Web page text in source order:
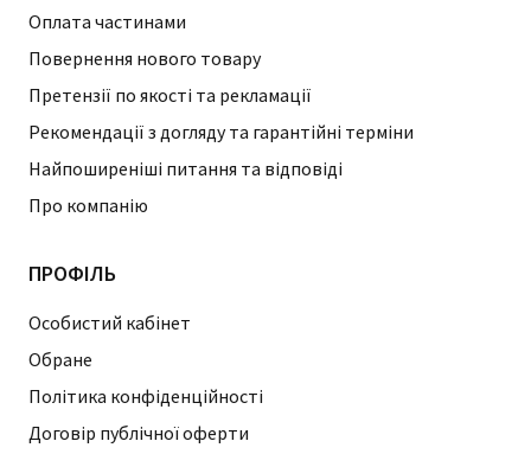
Оплата частинами
Повернення нового товару
Претензії по якості та рекламації
Рекомендації з догляду та гарантійні терміни
Найпоширеніші питання та відповіді
Про компанію
ПРОФІЛЬ
Особистий кабінет
Обране
Політика конфіденційності
Договір публічної оферти